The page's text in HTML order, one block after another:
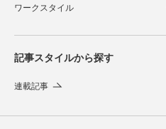
ワークスタイル
記事スタイルから探す
連載記事